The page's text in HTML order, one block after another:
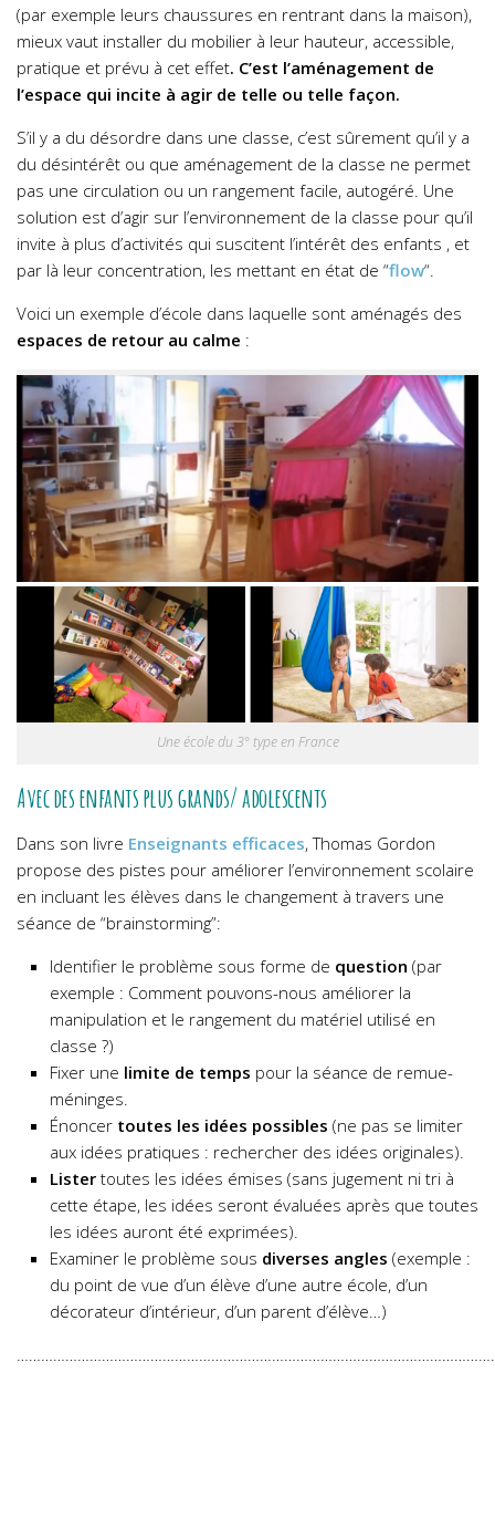
(par exemple leurs chaussures en rentrant dans la maison),
mieux vaut installer du mobilier à leur hauteur, accessible,
pratique et prévu à cet effet. C’est l’aménagement de
l’espace qui incite à agir de telle ou telle façon.
S’il y a du désordre dans une classe, c’est sûrement qu’il y a
du désintérêt ou que aménagement de la classe ne permet
pas une circulation ou un rangement facile, autogéré. Une
solution est d’agir sur l’environnement de la classe pour qu’il
invite à plus d’activités qui suscitent l’intérêt des enfants , et
par là leur concentration, les mettant en état de “flow“.
Voici un exemple d’école dans laquelle sont aménagés des
espaces de retour au calme :
Une école du 3° type en France
Avec des enfants plus grands/ adolescents
Dans son livre Enseignants efficaces, Thomas Gordon
propose des pistes pour améliorer l’environnement scolaire
en incluant les élèves dans le changement à travers une
séance de “brainstorming”:
Identifier le problème sous forme de question (par
exemple : Comment pouvons-nous améliorer la
manipulation et le rangement du matériel utilisé en
classe ?)
Fixer une limite de temps pour la séance de remue-
méninges.
Énoncer toutes les idées possibles (ne pas se limiter
aux idées pratiques : rechercher des idées originales).
Lister toutes les idées émises (sans jugement ni tri à
cette étape, les idées seront évaluées après que toutes
les idées auront été exprimées).
Examiner le problème sous diverses angles (exemple :
du point de vue d’un élève d’une autre école, d’un
décorateur d’intérieur, d’un parent d’élève…)